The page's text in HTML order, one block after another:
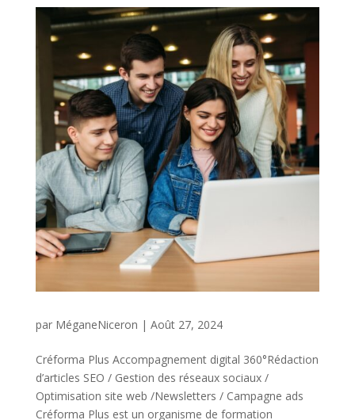
par MéganeNiceron | Août 27, 2024
Créforma Plus Accompagnement digital 360°Rédaction
d’articles SEO / Gestion des réseaux sociaux /
Optimisation site web /Newsletters / Campagne ads
Créforma Plus est un organisme de formation